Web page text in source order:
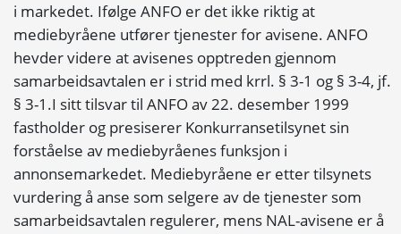
i markedet. Ifølge ANFO er det ikke riktig at
mediebyråene utfører tjenester for avisene. ANFO
hevder videre at avisenes opptreden gjennom
samarbeidsavtalen er i strid med krrl. § 3-1 og § 3-4, jf.
§ 3-1.I sitt tilsvar til ANFO av 22. desember 1999
fastholder og presiserer Konkurransetilsynet sin
forståelse av mediebyråenes funksjon i
annonsemarkedet. Mediebyråene er etter tilsynets
vurdering å anse som selgere av de tjenester som
samarbeidsavtalen regulerer, mens NAL-avisene er å